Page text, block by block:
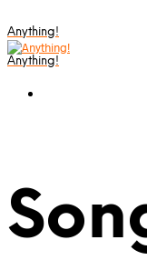
Anything!
Anything!